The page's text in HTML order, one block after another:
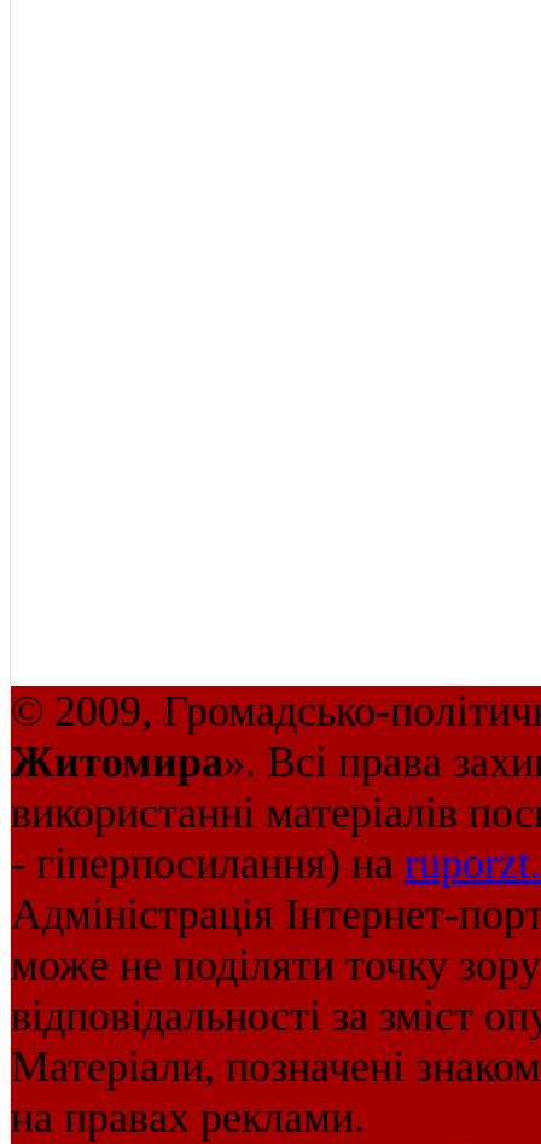
© 2009, Громадсько-
Житомира». Всі права
використанні матеріалів
- гіперпосилання) на
Адміністрація Інтернет-
може не поділяти точку
відповідальності за зміст
Матеріали, позначені
на правах реклами.